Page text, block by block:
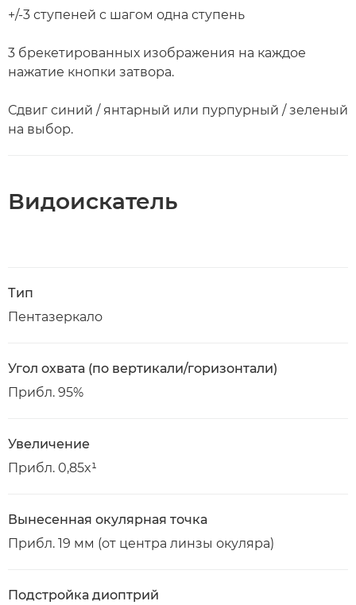
+/-3 ступеней с шагом одна ступень
3 брекетированных изображения на каждое
нажатие кнопки затвора.
Сдвиг синий / янтарный или пурпурный / зеленый
на выбор.
Видоискатель
Тип
Пентазеркало
Угол охвата (по вертикали/горизонтали)
Прибл. 95%
Увеличение
Прибл. 0,85x¹
Вынесенная окулярная точка
Прибл. 19 мм (от центра линзы окуляра)
Подстройка диоптрий